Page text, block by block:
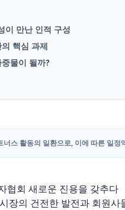
이 만난 인적 구성
핵심 과제
물이 될까?
너스 활동의 일환으로, 이에 따른 일
협회 새로운 진용을 갖추다
장의 건전한 발전과 회원사